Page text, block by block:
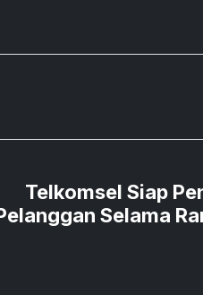
Telkomsel Siap
Selama